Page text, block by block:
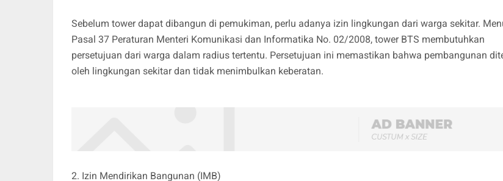
Sebelum tower dapat dibangun di pemukiman, perlu adanya izin lingkungan dari warga sekitar.
Pasal 37 Peraturan Menteri Komunikasi dan Informatika No. 02/2008, tower BTS membutuhkan
persetujuan dari warga dalam radius tertentu. Persetujuan ini memastikan bahwa pembangunan
oleh lingkungan sekitar dan tidak menimbulkan keberatan.
2. Izin Mendirikan Bangunan (IMB)